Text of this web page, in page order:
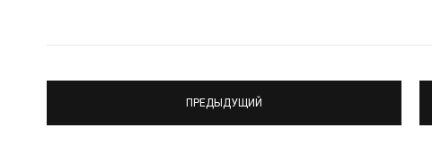
ПРЕДЫДУЩИЙ